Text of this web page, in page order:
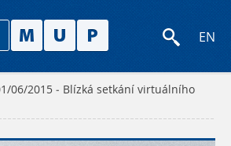
EN
06/2015 - Blízká setkání virtuálního